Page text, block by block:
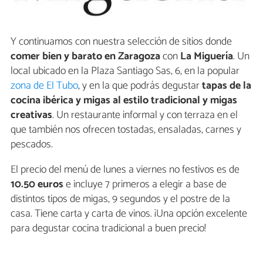
Y continuamos con nuestra selección de sitios donde
comer bien y barato en ZaragozaconLa Miguería. Un
local ubicado en la Plaza Santiago Sas, 6, en la popular
zona de El Tubo, y en la que podrás degustartapas de la
cocina ibérica y migas al estilo tradicional y migas
creativas. Un restaurante informal y con terraza en el
que también nos ofrecen tostadas, ensaladas, carnes y
pescados.
El precio del menú de lunes a viernes no festivos es de
10.50 eurose incluye 7 primeros a elegir a base de
distintos tipos de migas, 9 segundos y el postre de la
casa. Tiene carta y carta de vinos. ¡Una opción excelente
para degustar cocina tradicional a buen precio!